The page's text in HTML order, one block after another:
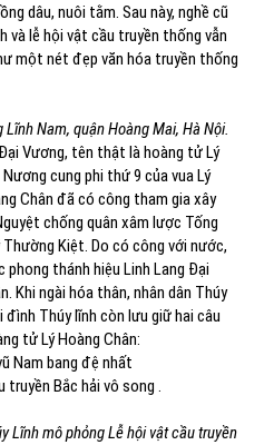
dâu, nuôi tằm. Sau này, nghề cũ
và lễ hội vật cầu truyền thống vẫn
một nét đẹp văn hóa truyền thống
Nam, quận Hoàng Mai, Hà Nội.
Vương, tên thật là hoàng tử Lý
cung phi thứ 9 của vua Lý
Chân đã có công tham gia xây
chống quân xâm lược Tống
Kiệt. Do có công với nước,
thánh hiệu Linh Lang Đại
Khi ngài hóa thân, nhân dân Thúy
Thúy lĩnh còn lưu giữ hai câu
tử Lý Hoàng Chân:
Nam bang đệ nhất
truyền Bắc hải vô song .
Lĩnh mô phỏng Lễ hội vật cầu truyền